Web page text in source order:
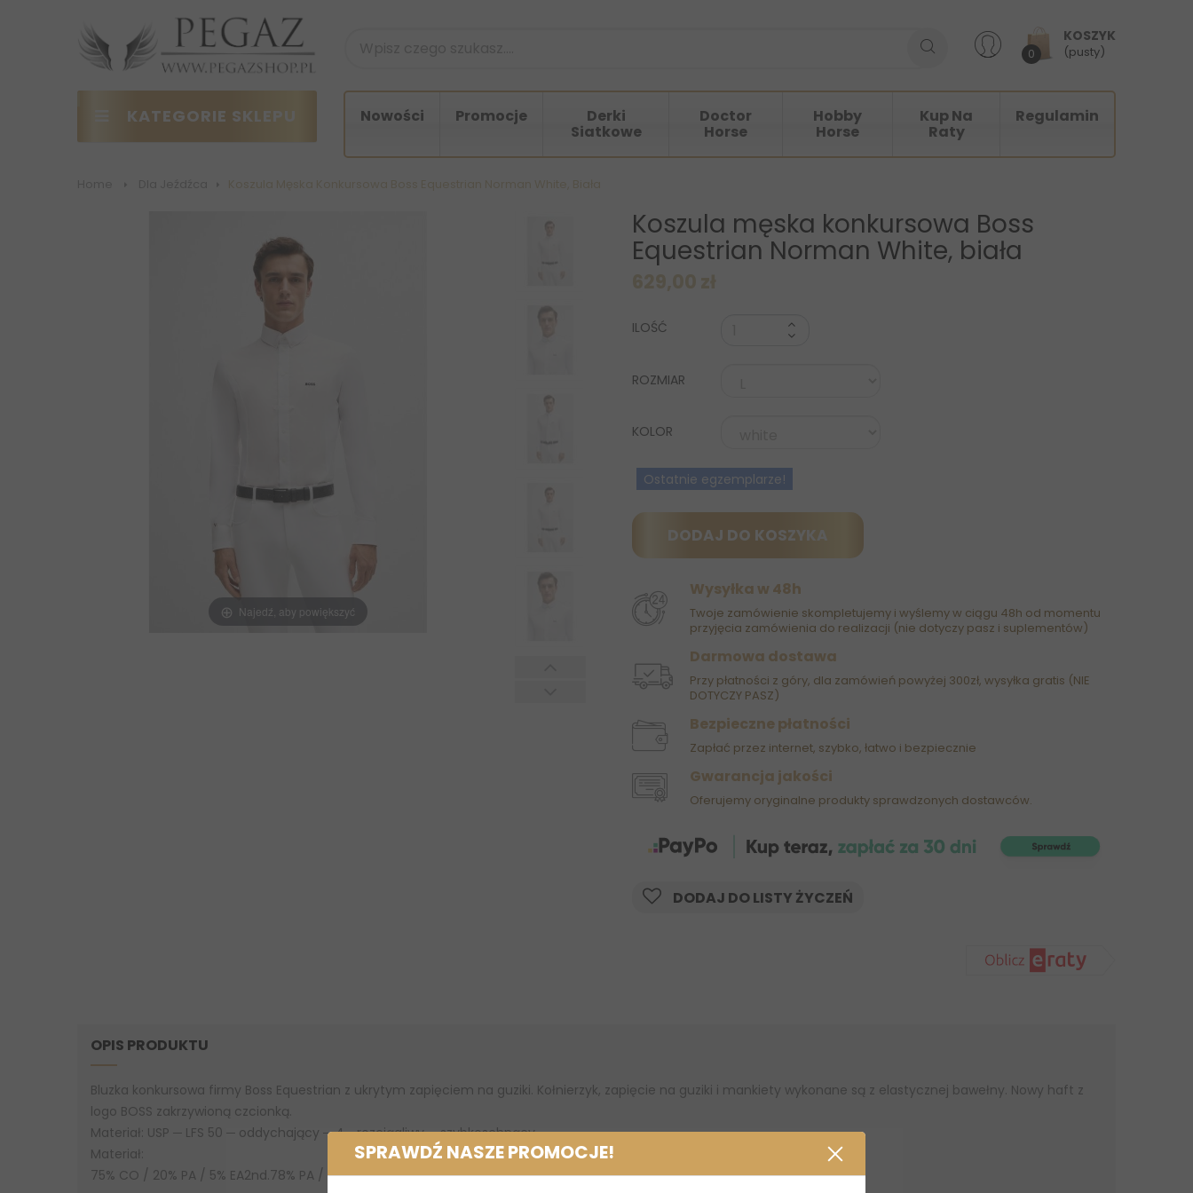
SPRAWDŹ NASZE PROMOCJE!
KOSZYK
0 (pusty)
KATEGORIE SKLEPU Nowości Promocje Derki
Siatkowe
Doctor
Horse
Hobby
Horse
Kup Na
Raty
Regulamin
Najedź, aby powiększyć
Koszula męska konkursowa Boss
Equestrian Norman White, biała
ILOŚĆ
ROZMIAR
KOLOR
Ostatnie egzemplarze!
DODAJ DO KOSZYKA
Wysyłka w 48h
Twoje zamówienie skompletujemy i wyślemy w ciągu 48h od momentu
przyjęcia zamówienia do realizacji (nie dotyczy pasz i suplementów)
Darmowa dostawa
Przy płatności z góry, dla zamówień powyżej 300zł, wysyłka gratis (NIE
DOTYCZY PASZ)
Bezpieczne płatności
Zapłać przez internet, szybko, łatwo i bezpiecznie
Gwarancja jakości
Oferujemy oryginalne produkty sprawdzonych dostawców.
DODAJ DO LISTY ŻYCZEŃ
OPIS PRODUKTU
Bluzka konkursowa firmy Boss Equestrian z ukrytym zapięciem na guziki. Kołnierzyk, zapięcie na guziki i mankiety wykonane są z elastycznej bawełny. Nowy haft z
logo BOSS zakrzywioną czcionką.
Materiał: USP ─ LFS 50 ─ oddychający ─ 4─ rozciągliwy ─ szybkoschnący
Materiał:
75% CO / 20% PA / 5% EA2nd.78% PA / 22% EA / 75% PA / 25% EA